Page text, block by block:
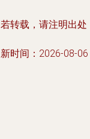
转载，请注明出
时间：2026-08-06